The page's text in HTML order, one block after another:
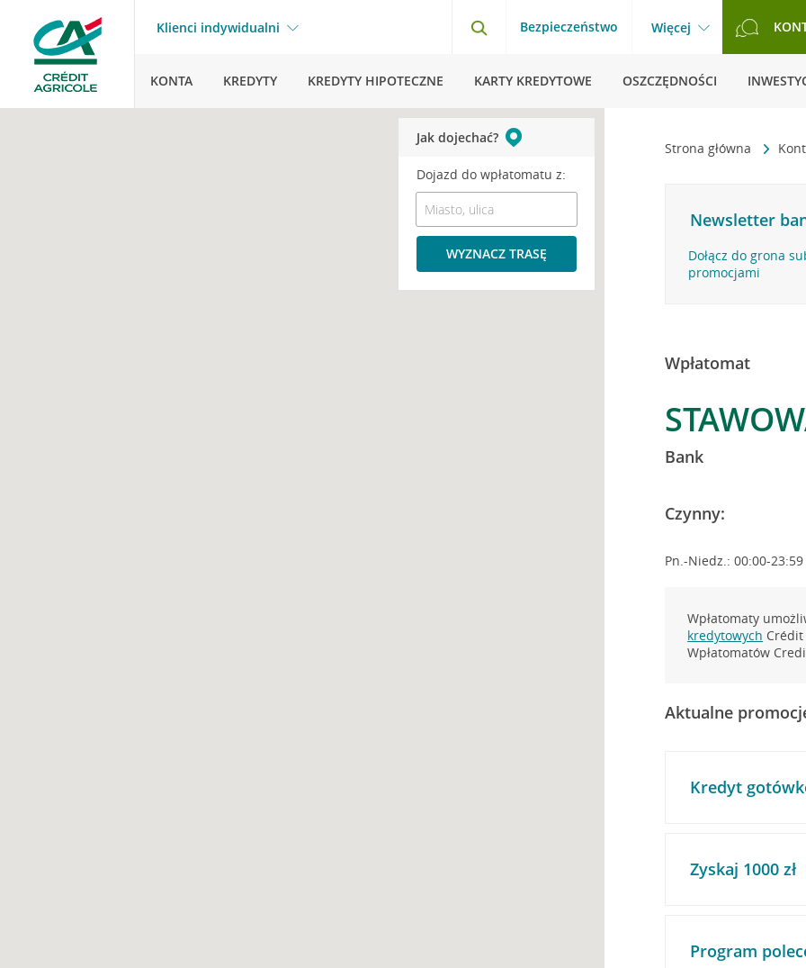
Klienci indywidualni Bezpieczeństwo Więcej
KONTA KREDYTY KREDYTY HIPOTECZNE KARTY KREDYTOWE OSZCZĘDNOŚCI
Strona główna
Newsletter
Dołącz do grona
promocjami
Wpłatomat
Bank
Czynny:
Pn.-Niedz.: 00:00-23:59
Wpłatomaty
kredytowych
Wpłatomatów
Aktualne
Kredyt
Zyskaj 1000 zł
Program
Jak dojechać?
Dojazd do wpłatomatu z:
WYZNACZ TRASĘ